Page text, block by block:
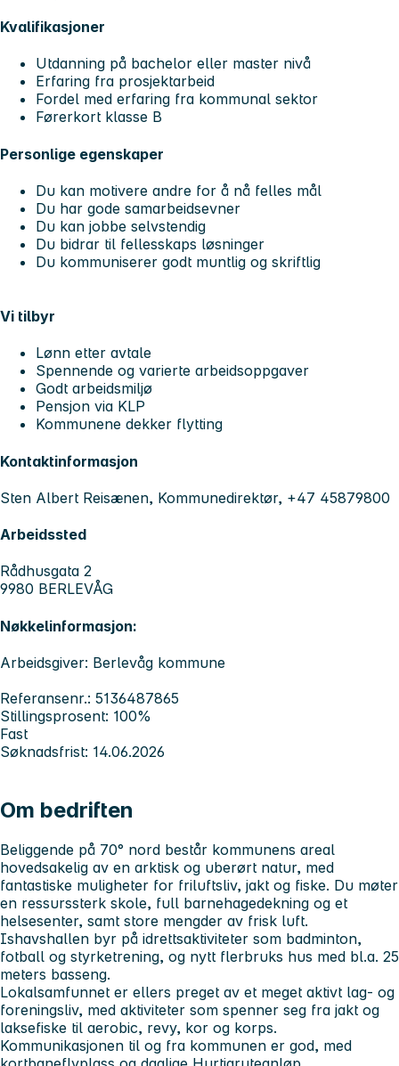
Kvalifikasjoner
Utdanning på bachelor eller master nivå
Erfaring fra prosjektarbeid
Fordel med erfaring fra kommunal sektor
Førerkort klasse B
Personlige egenskaper
Du kan motivere andre for å nå felles mål
Du har gode samarbeidsevner
Du kan jobbe selvstendig
Du bidrar til fellesskaps løsninger
Du kommuniserer godt muntlig og skriftlig
Vi tilbyr
Lønn etter avtale
Spennende og varierte arbeidsoppgaver
Godt arbeidsmiljø
Pensjon via KLP
Kommunene dekker flytting
Kontaktinformasjon
Sten Albert Reisænen, Kommunedirektør, +47 45879800
Arbeidssted
Rådhusgata 2
9980 BERLEVÅG
Nøkkelinformasjon:
Arbeidsgiver: Berlevåg kommune
Referansenr.: 5136487865
Stillingsprosent: 100%
Fast
Søknadsfrist: 14.06.2026
Om bedriften
Beliggende på 70° nord består kommunens areal
hovedsakelig av en arktisk og uberørt natur, med
fantastiske muligheter for friluftsliv, jakt og fiske. Du møter
en ressurssterk skole, full barnehagedekning og et
helsesenter, samt store mengder av frisk luft.
Ishavshallen byr på idrettsaktiviteter som badminton,
fotball og styrketrening, og nytt flerbruks hus med bl.a. 25
meters basseng.
Lokalsamfunnet er ellers preget av et meget aktivt lag- og
foreningsliv, med aktiviteter som spenner seg fra jakt og
laksefiske til aerobic, revy, kor og korps.
Kommunikasjonen til og fra kommunen er god, med